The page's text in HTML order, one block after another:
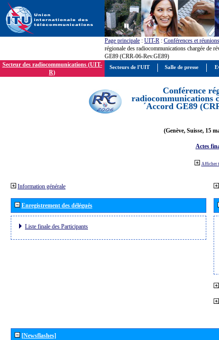
Page principale : UIT-R : Conférences et réunions
régionale des radiocommunications chargée de
GE89 (CRR-06-Rev.GE89)
Secteur des radiocommunications (UIT-
R)
Conférence
radiocommunications
´Accord GE89
(Genève, Suisse, 15
Actes
Afficher
Information générale
Enregistrement des délégués
Liste finale des Participants
[Newsflashes]
Secteurs de l'UIT Salle de presse